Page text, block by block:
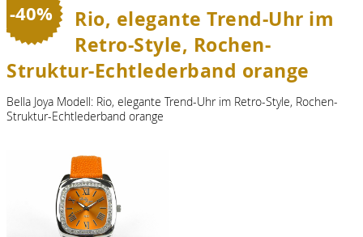
-40%
Rio, elegante Trend-Uhr im
Retro-Style, Rochen-
Struktur-Echtlederband orange
Bella Joya Modell: Rio, elegante Trend-Uhr im Retro-Style, Rochen-
Struktur-Echtlederband orange